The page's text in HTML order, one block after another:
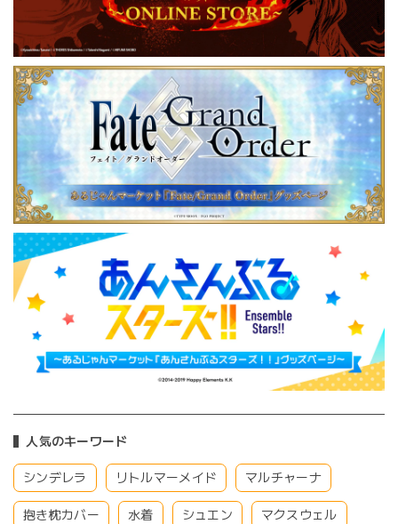
人気のキーワード
シンデレラ リトルマーメイド マルチャーナ
抱き枕カバー 水着 シュエン マクスウェル